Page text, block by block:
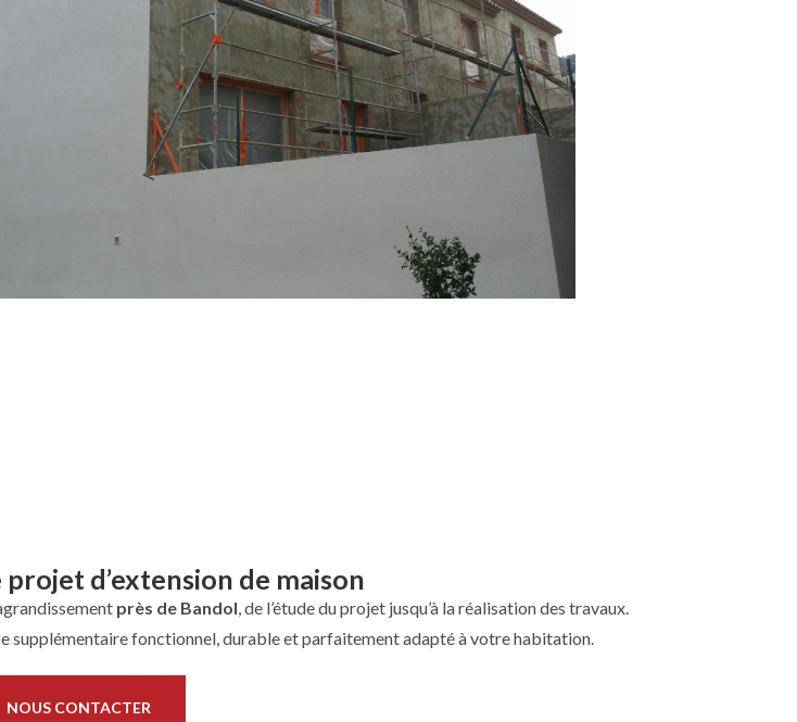
d’extension de maison
près de Bandol , de l’étude du projet jusqu’à la réalisation des travaux.
supplémentaire fonctionnel, durable et parfaitement adapté à votre habitation.
NOUS CONTACTER